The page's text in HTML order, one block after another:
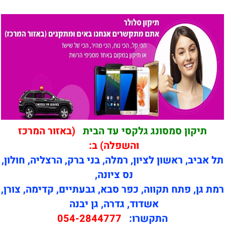
תיקון סמסונג גלקסי עד הבית (באזור המרכז
והשפלה) ב:
תל אביב, ראשון לציון, רמלה, בני ברק, הרצליה, חולון,
נס ציונה,
רמת גן, פתח תקווה, כפר סבא, גבעתיים, קדימה, צורן,
אשדוד, גדרה, גן יבנה
התקשרו: 054-2844777